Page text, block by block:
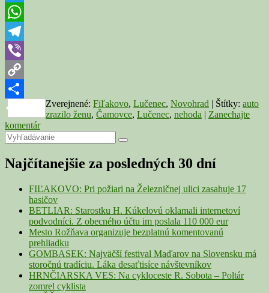
ženu
Twitter
WhatsApp
Telegram
Viber
Copy
Link
Share
Zverejnené: Fiľakovo, Lučenec, Novohrad | Štítky: auto
zrazilo ženu, Čamovce, Lučenec, nehoda | Zanechajte
komentár
Primary
Sidebar
Widget
Area
Search
for:
Search
Najčítanejšie za posledných 30 dní
FIĽAKOVO: Pri požiari na Železničnej ulici zasahuje 17
hasičov
BETLIAR: Starostku H. Kúkelovú oklamali internetoví
podvodníci. Z obecného účtu im poslala 110 000 eur
Mesto Rožňava organizuje bezplatnú komentovanú
prehliadku
GOMBASEK: Najväčší festival Maďarov na Slovensku má
storočnú tradíciu. Láka desaťtisíce návštevníkov
HRNČIARSKA VES: Na cykloceste R. Sobota – Poltár
zomrel cyklista